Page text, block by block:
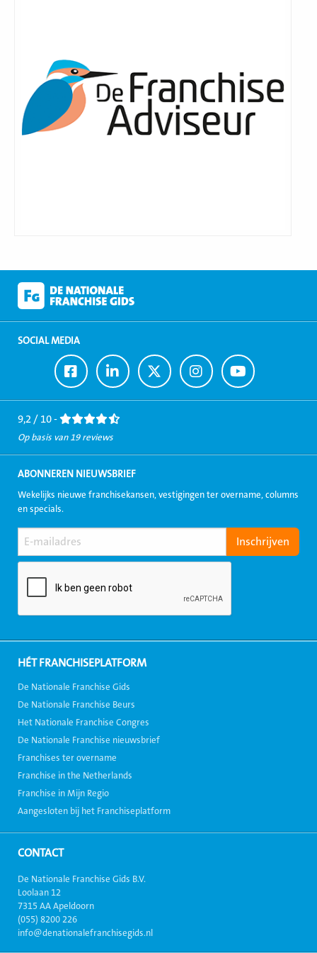
SOCIAL MEDIA
Ga
naar
Facebook
Ga
naar
LinkedIn
Ga
naar
Twitter
Ga
naar
Instagram
Ga
naar
Youtube
9,2 / 10 -
Op basis van 19 reviews
ABONNEREN NIEUWSBRIEF
Wekelijks nieuwe franchisekansen, vestigingen ter overname, columns
en specials.
HÉT FRANCHISEPLATFORM
De Nationale Franchise Gids
De Nationale Franchise Beurs
Het Nationale Franchise Congres
De Nationale Franchise nieuwsbrief
Franchises ter overname
Franchise in the Netherlands
Franchise in Mijn Regio
Aangesloten bij het Franchiseplatform
CONTACT
De Nationale Franchise Gids B.V.
Loolaan 12
7315 AA Apeldoorn
(055) 8200 226
info@denationalefranchisegids.nl